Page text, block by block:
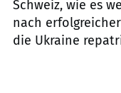
Schweiz, wie es
nach
die Ukraine